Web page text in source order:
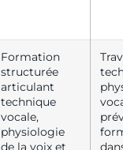
Formation
structurée
articulant
technique
vocale,
physiologie
de la voix et